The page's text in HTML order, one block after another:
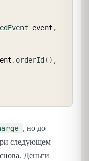
event ,
. orderId ( ) ,
, но до
следующем
Деньги